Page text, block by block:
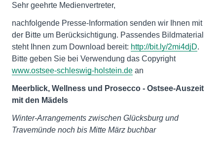
Sehr geehrte Medienvertreter,
nachfolgende Presse-Information senden wir Ihnen mit
der Bitte um Berücksichtigung. Passendes Bildmaterial
steht Ihnen zum Download bereit: http://bit.ly/2mi4djD.
Bitte geben Sie bei Verwendung das Copyright
www.ostsee-schleswig-holstein.de an
Meerblick, Wellness und Prosecco - Ostsee-Auszeit
mit den Mädels
Winter-Arrangements zwischen Glücksburg und
Travemünde noch bis Mitte März buchbar